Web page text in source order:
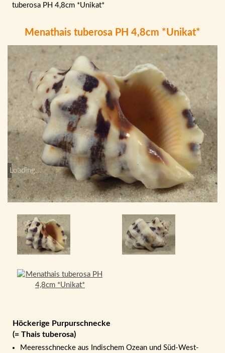
tuberosa PH 4,8cm *Unikat*
Menathais tuberosa PH 4,8cm *Unikat*
Loading...
Höckerige Purpurschnecke
(= Thais tuberosa)
Meeresschnecke aus Indischem Ozean und Süd-West-